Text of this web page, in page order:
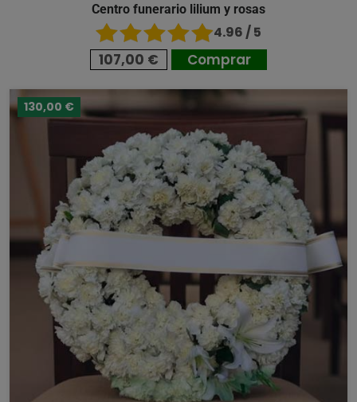
Centro funerario lilium y rosas
4.96 / 5
107,00 € Comprar
130,00 €